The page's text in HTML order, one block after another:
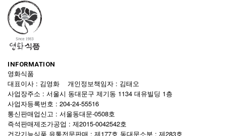
INFORMATION
영화식품
대표이사 : 김영화 개인정보책임자 : 김태오
사업장주소 : 서울시 동대문구 제기동 1134 대유빌딩 1층
사업자등록번호 : 204-24-55516
통신판매업신고 : 서울동대문-0508호
즉석판매제조가공업 : 제2015-0042542호
건강기능식품 유통전문판매 : 제177호 동대문소분 : 제283호